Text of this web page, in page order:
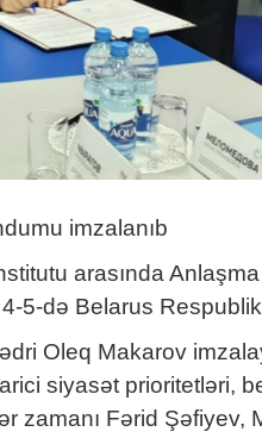
imzalanıb
arasında
5-də Belarus
Oleq Makarov
siyasət prioritetləri,
zamanı Fərid